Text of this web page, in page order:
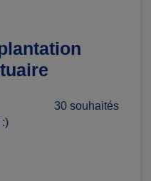
30 souhaités